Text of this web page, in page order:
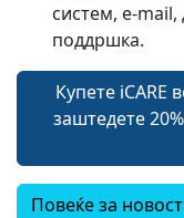
систем, e-mail,
поддршка.
Купете iCARE
заштедете
Повеќе за